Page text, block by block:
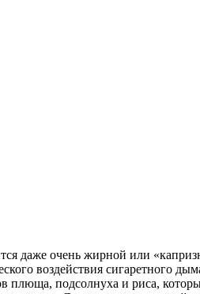
даже очень жирной или
воздействия сигаретного
подсолнуха и риса,